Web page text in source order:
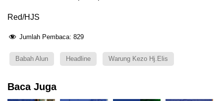
Red/HJS
Jumlah Pembaca: 829
Babah Alun Headline Warung Kezo Hj.Elis
Baca Juga